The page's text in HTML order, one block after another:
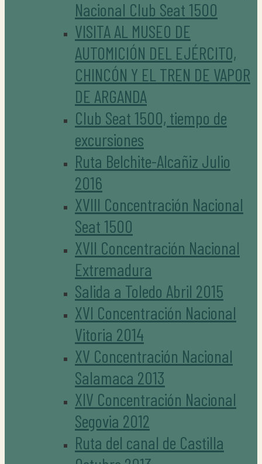
Nacional Club Seat 1500
VISITA AL MUSEO DE
AUTOMICIÓN DEL EJÉRCITO,
CHINCÓN Y EL TREN DE VAPOR
DE ARGANDA
Club Seat 1500, tiempo de
excursiones
Ruta Belchite-Alcañiz Julio
2016
XVIII Concentración Nacional
Seat 1500
XVII Concentración Nacional
Extremadura
Salida a Toledo Abril 2015
XVI Concentración Nacional
Vitoria 2014
XV Concentración Nacional
Salamaca 2013
XIV Concentración Nacional
Segovia 2012
Ruta del canal de Castilla